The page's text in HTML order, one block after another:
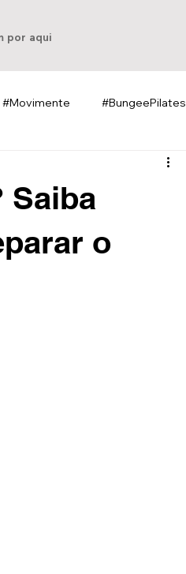
por aqui
#Movimente #BungeePilates
Saiba
o